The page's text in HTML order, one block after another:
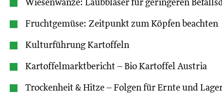
Wiesenwanze: Laubbläser für geringeren
Fruchtgemüse: Zeitpunkt zum Köpfen beachten
Kulturführung Kartoffeln
Kartoffelmarktbericht – Bio Kartoffel Austria
Trockenheit & Hitze – Folgen für Ernte und